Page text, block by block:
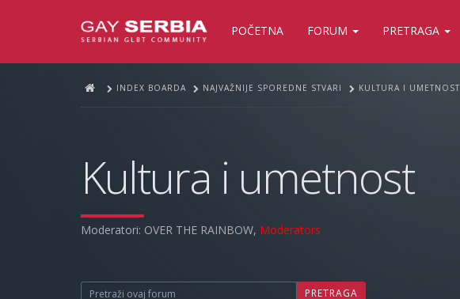
POČETNA FORUM PRETRAGA
INDEX BOARDA NAJVAŽNIJE SPOREDNE STVARI KULTURA I UMETNOST
Kultura i umetnost
Moderatori: OVER THE RAINBOW, Moderators
PRETRAGA